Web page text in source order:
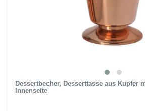
Dessertbecher, Desserttasse aus Kupfer
Innenseite